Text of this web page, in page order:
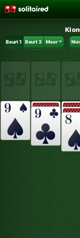
Beurt 1 Beurt 3 Meer